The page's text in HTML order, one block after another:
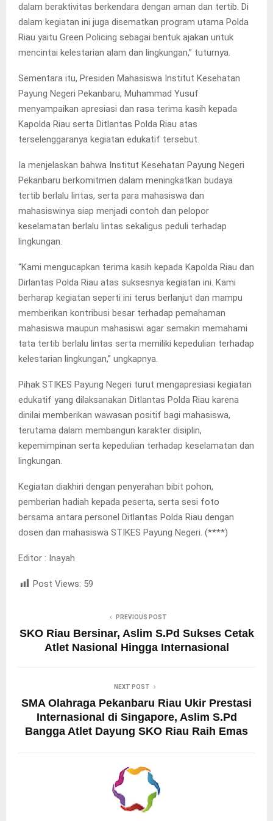
dalam beraktivitas berkendara dengan aman dan tertib. Di
dalam kegiatan ini juga disematkan program utama Polda
Riau yaitu Green Policing sebagai bentuk ajakan untuk
mencintai kelestarian alam dan lingkungan,” tuturnya.
Sementara itu, Presiden Mahasiswa Institut Kesehatan
Payung Negeri Pekanbaru, Muhammad Yusuf
menyampaikan apresiasi dan rasa terima kasih kepada
Kapolda Riau serta Ditlantas Polda Riau atas
terselenggaranya kegiatan edukatif tersebut.
Ia menjelaskan bahwa Institut Kesehatan Payung Negeri
Pekanbaru berkomitmen dalam meningkatkan budaya
tertib berlalu lintas, serta para mahasiswa dan
mahasiswinya siap menjadi contoh dan pelopor
keselamatan berlalu lintas sekaligus peduli terhadap
lingkungan.
“Kami mengucapkan terima kasih kepada Kapolda Riau dan
Dirlantas Polda Riau atas suksesnya kegiatan ini. Kami
berharap kegiatan seperti ini terus berlanjut dan mampu
memberikan kontribusi besar terhadap pemahaman
mahasiswa maupun mahasiswi agar semakin memahami
tata tertib berlalu lintas serta memiliki kepedulian terhadap
kelestarian lingkungan,” ungkapnya.
Pihak STIKES Payung Negeri turut mengapresiasi kegiatan
edukatif yang dilaksanakan Ditlantas Polda Riau karena
dinilai memberikan wawasan positif bagi mahasiswa,
terutama dalam membangun karakter disiplin,
kepemimpinan serta kepedulian terhadap keselamatan dan
lingkungan.
Kegiatan diakhiri dengan penyerahan bibit pohon,
pemberian hadiah kepada peserta, serta sesi foto
bersama antara personel Ditlantas Polda Riau dengan
dosen dan mahasiswa STIKES Payung Negeri. (****)
Editor : Inayah
Post Views: 59
PREVIOUS POST
SKO Riau Bersinar, Aslim S.Pd Sukses Cetak
Atlet Nasional Hingga Internasional
NEXT POST
SMA Olahraga Pekanbaru Riau Ukir Prestasi
Internasional di Singapore, Aslim S.Pd
Bangga Atlet Dayung SKO Riau Raih Emas